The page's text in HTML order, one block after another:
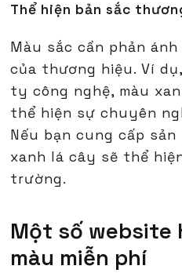
Thể hiện bản sắc
Màu sắc cần phản ánh
của thương hiệu. Ví
ty công nghệ, màu
thể hiện sự chuyên
Nếu bạn cung cấp sản
xanh lá cây sẽ thể
trường.
Một số website
màu miễn phí